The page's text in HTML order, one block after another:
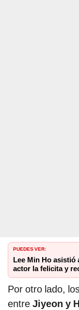
PUEDES VER:
Lee Min Ho asistió
actor la felicita y
Por otro lado,
entre Jiyeon y